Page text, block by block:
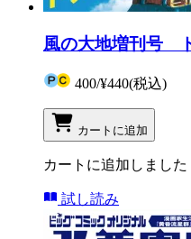
風の大地増刊号
400/¥440(税込)
カートに追加
カートに追加しました
試し読み